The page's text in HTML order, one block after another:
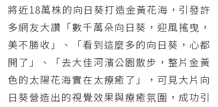
將近18萬株的向日葵打造金黃花海，引發許
多網友大讚「數千萬朵向日葵，迎風搖曳，
美不勝收」、「看到這麼多的向日葵，心都
開了」、「去大佳河濱公園散步，整片金黃
色的太陽花海實在太療癒了」，可見大片向
日葵營造出的視覺效果與療癒氛圍，成功引